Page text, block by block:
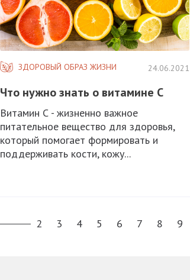
ЗДОРОВЫЙ ОБРАЗ ЖИЗНИ 24.06.2021
Что нужно знать о витамине C
Витамин С - жизненно важное
питательное вещество для здоровья,
который помогает формировать и
поддерживать кости, кожу...
2 3 4 5 6 7 8 9